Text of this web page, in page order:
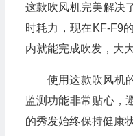
这款吹风机完美解决
时耗力，现在KF-F9
内就能完成吹发，大
使用这款吹风机
监测功能非常贴心，
的秀发始终保持健康